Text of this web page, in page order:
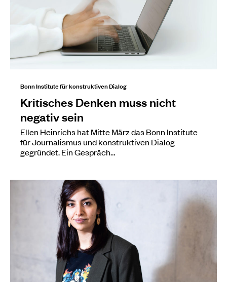
Bonn Institute für konstruktiven Dialog
Kritisches Denken muss nicht
negativ sein
Ellen Heinrichs hat Mitte März das Bonn Institute
für Journalismus und konstruktiven Dialog
gegründet. Ein Gespräch…